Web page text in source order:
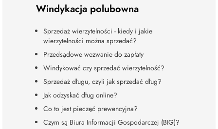
Windykacja polubowna
Sprzedaż wierzytelności - kiedy i jakie
wierzytelności można sprzedać?
Przedsądowe wezwanie do zapłaty
Windykować czy sprzedać wierzytelność?
Sprzedaż długu, czyli jak sprzedać dług?
Jak odzyskać dług online?
Co to jest pieczęć prewencyjna?
Czym są Biura Informacji Gospodarczej (BIG)?